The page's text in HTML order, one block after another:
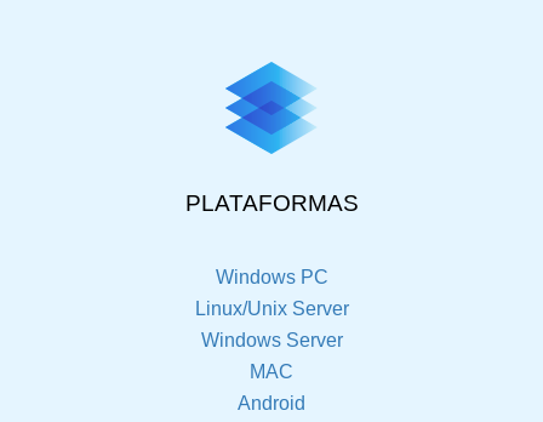
PLATAFORMAS
Windows PC
Linux/Unix Server
Windows Server
MAC
Android